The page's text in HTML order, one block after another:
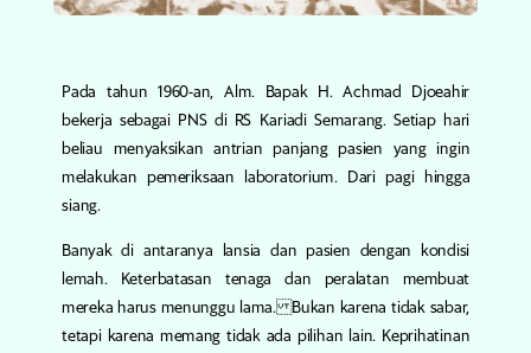
Pada tahun 1960-an, Alm. Bapak H. Achmad Djoeahir
bekerja sebagai PNS di RS Kariadi Semarang. Setiap hari
beliau menyaksikan antrian panjang pasien yang ingin
melakukan pemeriksaan laboratorium. Dari pagi hingga
siang.
Banyak di antaranya lansia dan pasien dengan kondisi
lemah.
Keterbatasan tenaga dan peralatan membuat
mereka harus menunggu lama. Bukan karena tidak sabar,
tetapi karena memang tidak ada pilihan lain. Keprihatinan